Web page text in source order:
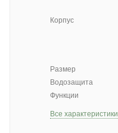
Корпус
Размер
Водозащита
Функции
Все характеристики